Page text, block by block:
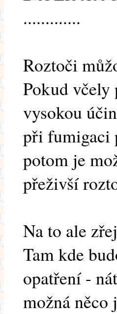
.............
Roztoči
Pokud
vysokou
při fumigaci
potom je
přeživší
Na to ale
Tam kde
opatření -
možná